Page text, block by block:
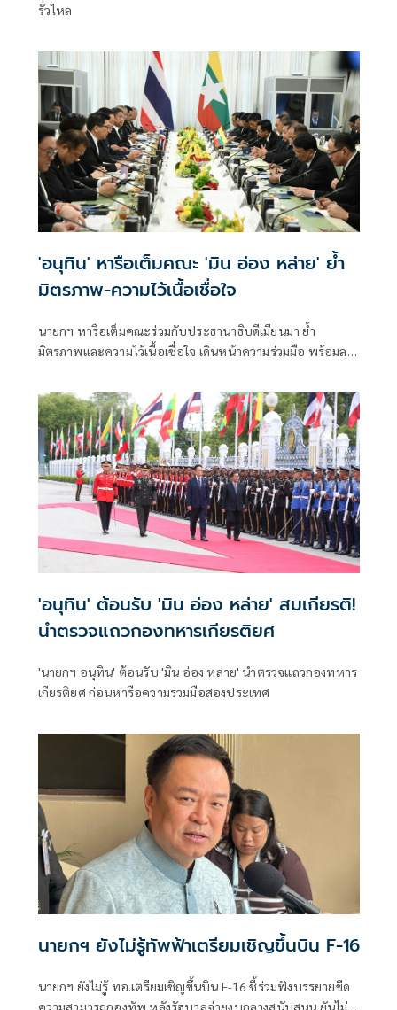
รั่วไหล
'อนุทิน' หารือเต็มคณะ 'มิน อ่อง หล่าย' ย้ำ
มิตรภาพ-ความไว้เนื้อเชื่อใจ
นายกฯ หารือเต็มคณะร่วมกับประธานาธิบดีเมียนมา ย้ำ
มิตรภาพและความไว้เนื้อเชื่อใจ เดินหน้าความร่วมมือ พร้อมลง
คุณภาพน้ำ -เทคโนโลยีอวกาศ
'อนุทิน' ต้อนรับ 'มิน อ่อง หล่าย' สมเกียรติ!
นำตรวจแถวกองทหารเกียรติยศ
'นายกฯ อนุทิน' ต้อนรับ 'มิน อ่อง หล่าย' นำตรวจแถวกองทหาร
เกียรติยศ ก่อนหารือความร่วมมือสองประเทศ
นายกฯ ยังไม่รู้ทัพฟ้าเตรียมเชิญขึ้นบิน F-16
นายกฯ ยังไม่รู้ ทอ.เตรียมเชิญขึ้นบิน F-16 ชี้ร่วมฟังบรรยายขีด